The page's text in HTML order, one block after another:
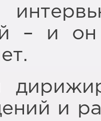
– и
и